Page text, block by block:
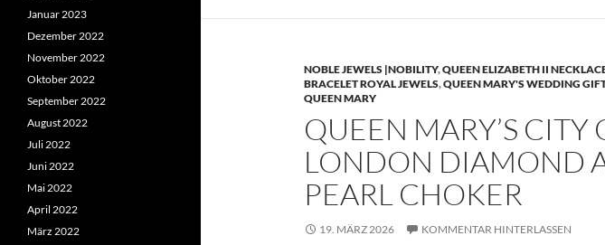
NOBLE JEWELS |NOBILITY,QUEEN ELIZABETH II
BRACELET ROYAL JEWELS,QUEEN MARY'S WEDDING
QUEEN MARY
QUEEN MARY’S CITY
LONDON DIAMOND
PEARL CHOKER
19. MÄRZ 2026 KOMMENTAR HINTERLASSEN
Januar 2023
Dezember 2022
November 2022
Oktober 2022
September 2022
August 2022
Juli 2022
Juni 2022
Mai 2022
April 2022
März 2022